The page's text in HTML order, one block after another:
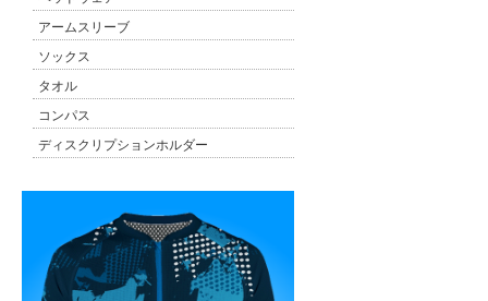
アームスリーブ
ソックス
タオル
コンパス
ディスクリプションホルダー